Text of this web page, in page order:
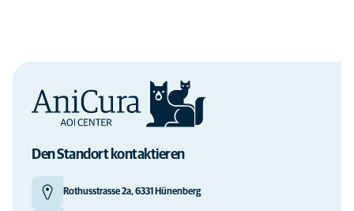
Den Standort kontaktieren
Rothusstrasse 2a, 6331 Hünenberg